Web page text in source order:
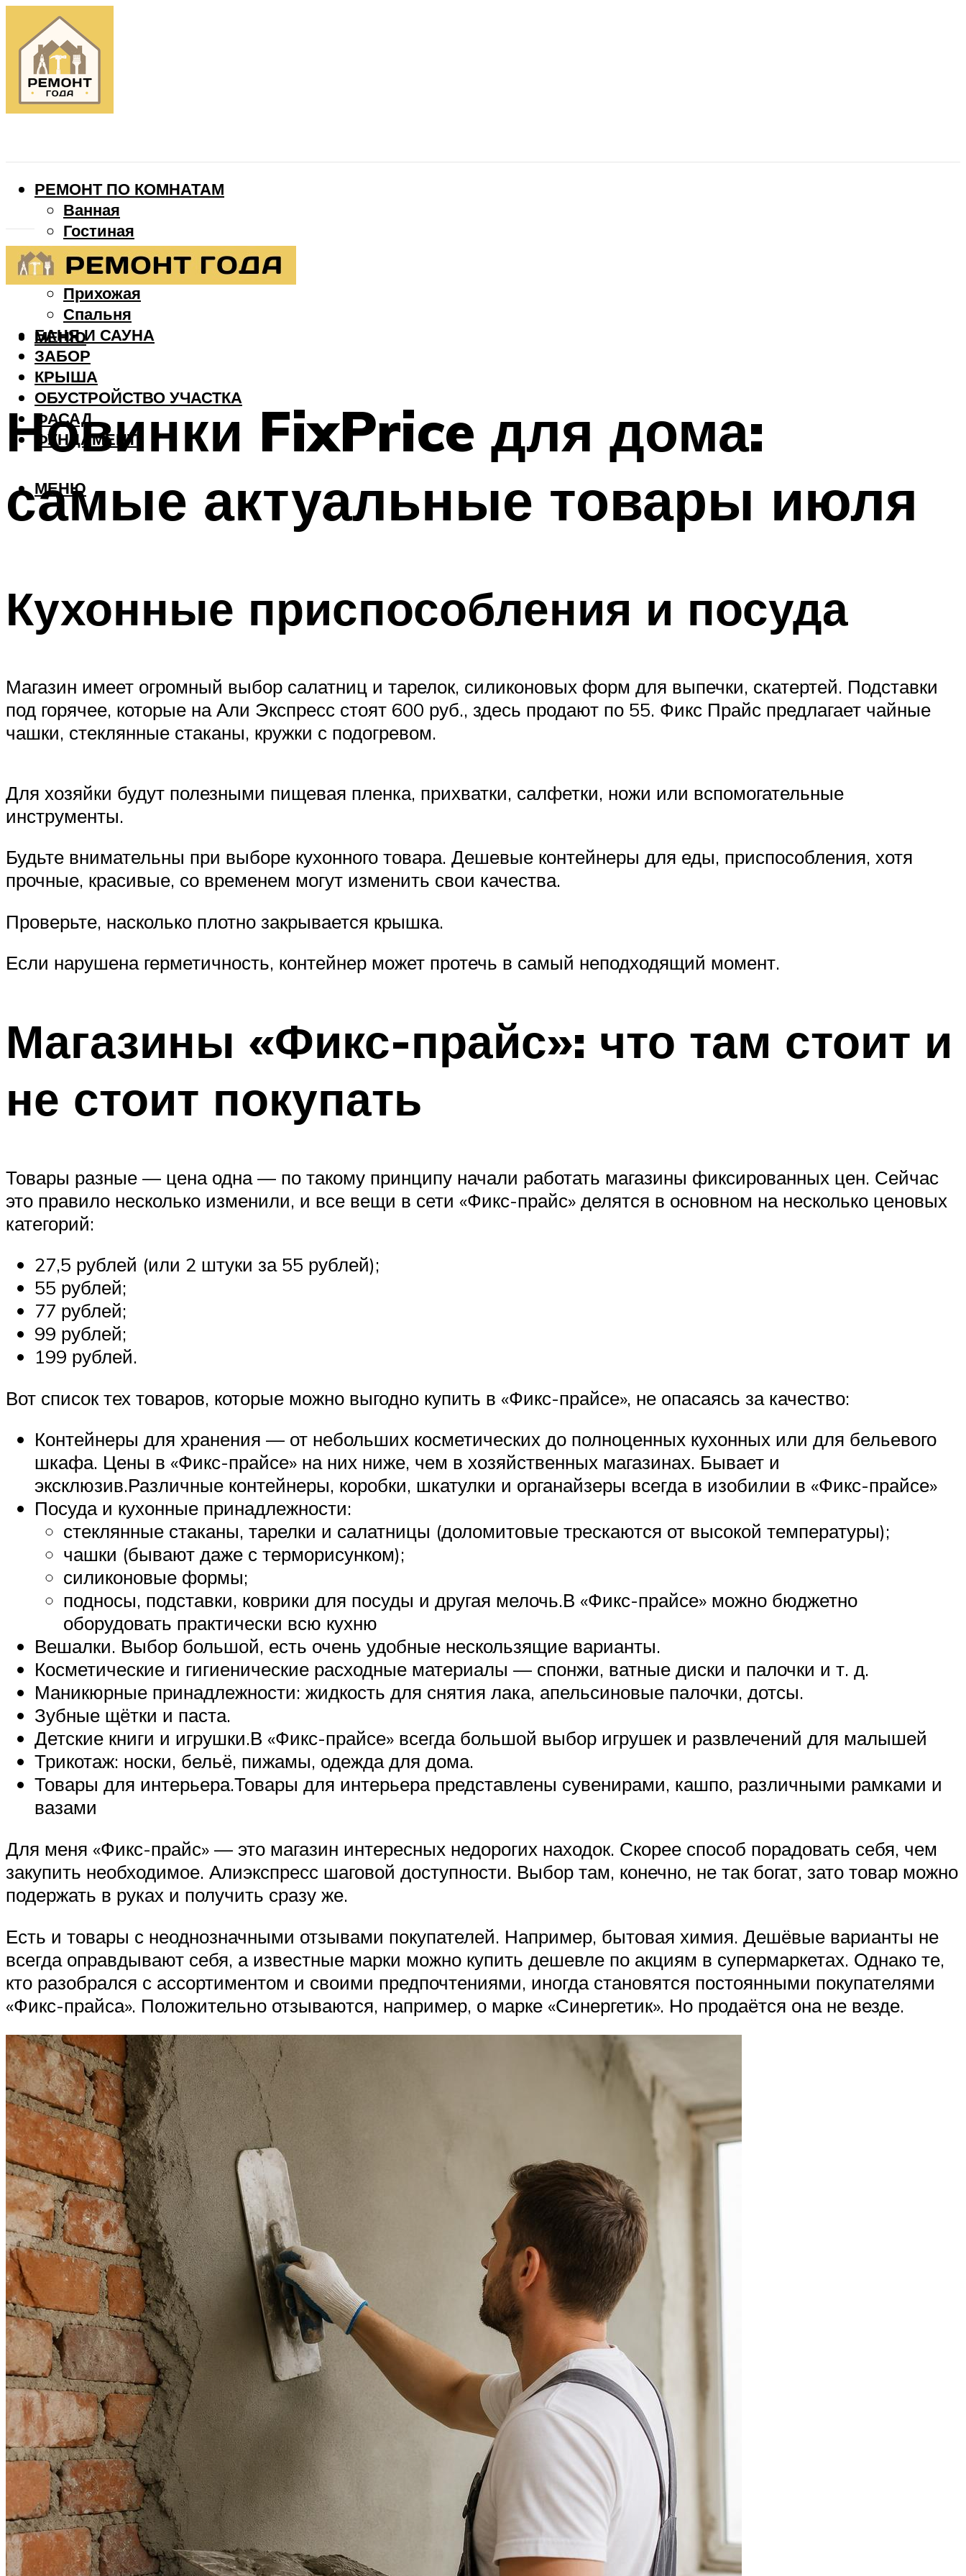
РЕМОНТ ПО КОМНАТАМ
Ванная
Гостиная
Детская
Кухня
Прихожая
Спальня
БАНЯ И САУНА
ЗАБОР
КРЫША
ОБУСТРОЙСТВО УЧАСТКА
ФАСАД
ФУНДАМЕНТ
МЕНЮ
МЕНЮ
Новинки FixPrice для дома:
самые актуальные товары июля
Кухонные приспособления и посуда
Магазин имеет огромный выбор салатниц и тарелок, силиконовых форм для выпечки, скатертей. Подставки
под горячее, которые на Али Экспресс стоят 600 руб., здесь продают по 55. Фикс Прайс предлагает чайные
чашки, стеклянные стаканы, кружки с подогревом.
Для хозяйки будут полезными пищевая пленка, прихватки, салфетки, ножи или вспомогательные
инструменты.
Будьте внимательны при выборе кухонного товара. Дешевые контейнеры для еды, приспособления, хотя
прочные, красивые, со временем могут изменить свои качества.
Проверьте, насколько плотно закрывается крышка.
Если нарушена герметичность, контейнер может протечь в самый неподходящий момент.
Магазины «Фикс-прайс»: что там стоит и
не стоит покупать
Товары разные — цена одна — по такому принципу начали работать магазины фиксированных цен. Сейчас
это правило несколько изменили, и все вещи в сети «Фикс-прайс» делятся в основном на несколько ценовых
категорий:
27,5 рублей (или 2 штуки за 55 рублей);
55 рублей;
77 рублей;
99 рублей;
199 рублей.
Вот список тех товаров, которые можно выгодно купить в «Фикс-прайсе», не опасаясь за качество:
Контейнеры для хранения — от небольших косметических до полноценных кухонных или для бельевого
шкафа. Цены в «Фикс-прайсе» на них ниже, чем в хозяйственных магазинах. Бывает и
эксклюзив.Различные контейнеры, коробки, шкатулки и органайзеры всегда в изобилии в «Фикс-прайсе»
Посуда и кухонные принадлежности:
стеклянные стаканы, тарелки и салатницы (доломитовые трескаются от высокой температуры);
чашки (бывают даже с терморисунком);
силиконовые формы;
подносы, подставки, коврики для посуды и другая мелочь.В «Фикс-прайсе» можно бюджетно
оборудовать практически всю кухню
Вешалки. Выбор большой, есть очень удобные нескользящие варианты.
Косметические и гигиенические расходные материалы — спонжи, ватные диски и палочки и т. д.
Маникюрные принадлежности: жидкость для снятия лака, апельсиновые палочки, дотсы.
Зубные щётки и паста.
Детские книги и игрушки.В «Фикс-прайсе» всегда большой выбор игрушек и развлечений для малышей
Трикотаж: носки, бельё, пижамы, одежда для дома.
Товары для интерьера.Товары для интерьера представлены сувенирами, кашпо, различными рамками и
вазами
Для меня «Фикс-прайс» — это магазин интересных недорогих находок. Скорее способ порадовать себя, чем
закупить необходимое. Алиэкспресс шаговой доступности. Выбор там, конечно, не так богат, зато товар можно
подержать в руках и получить сразу же.
Есть и товары с неоднозначными отзывами покупателей. Например, бытовая химия. Дешёвые варианты не
всегда оправдывают себя, а известные марки можно купить дешевле по акциям в супермаркетах. Однако те,
кто разобрался с ассортиментом и своими предпочтениями, иногда становятся постоянными покупателями
«Фикс-прайса». Положительно отзываются, например, о марке «Синергетик». Но продаётся она не везде.